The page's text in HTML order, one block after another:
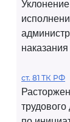
наказания
ст. 81 ТК РФ
трудового